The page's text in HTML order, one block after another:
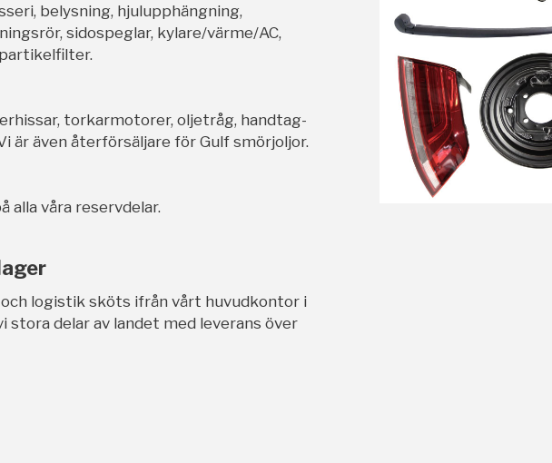
belysning, hjulupphängning,
sidospeglar, kylare/värme/AC,
torkarmotorer, oljetråg, handtag-
är även återförsäljare för Gulf smörjoljor.
alla våra reservdelar.
och logistik sköts ifrån vårt huvudkontor i
stora delar av landet med leverans över